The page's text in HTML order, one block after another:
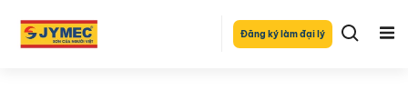
Đăng ký làm đại lý